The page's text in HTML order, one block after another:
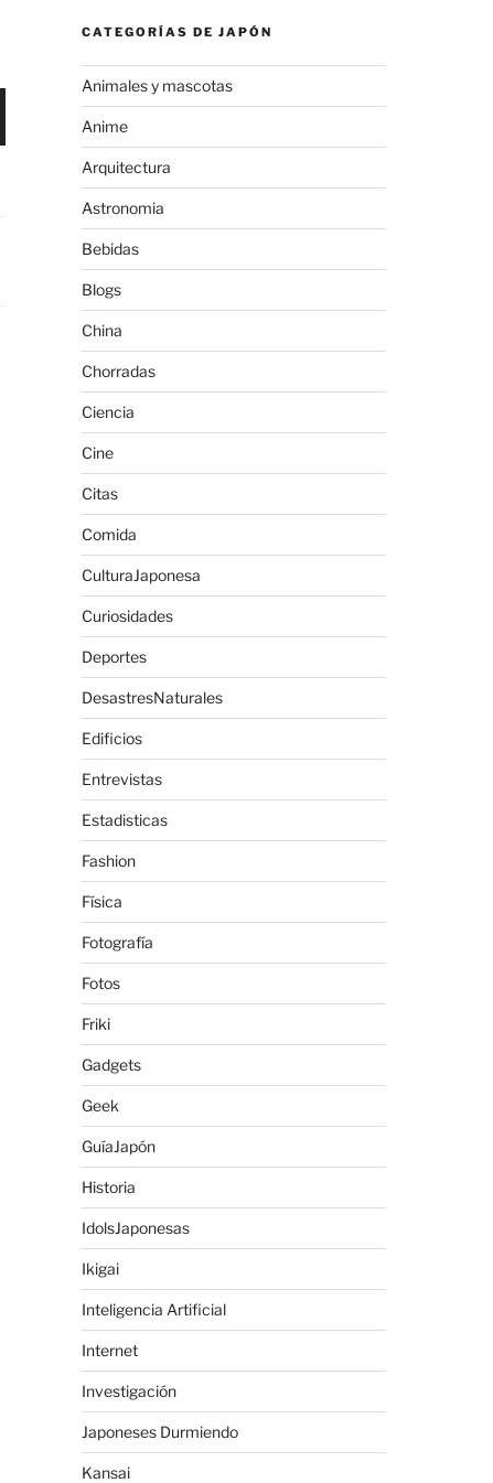
CATEGORÍAS DE JAPÓN
Animales y mascotas
Anime
Arquitectura
Astronomia
Bebidas
Blogs
China
Chorradas
Ciencia
Cine
Citas
Comida
CulturaJaponesa
Curiosidades
Deportes
DesastresNaturales
Edificios
Entrevistas
Estadisticas
Fashion
Física
Fotografía
Fotos
Friki
Gadgets
Geek
GuíaJapón
Historia
IdolsJaponesas
Ikigai
Inteligencia Artificial
Internet
Investigación
Japoneses Durmiendo
Kansai